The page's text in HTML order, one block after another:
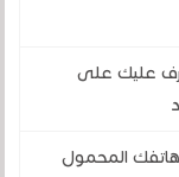
عليك على
المحمول